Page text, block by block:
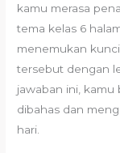
kamu merasa
tema kelas 6
menemukan
tersebut dengan
jawaban ini,
dibahas dan
hari.